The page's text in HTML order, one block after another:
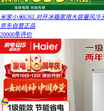
米家小米636L对开冰箱家用大容量风冷
京东自营正品
20000条评价